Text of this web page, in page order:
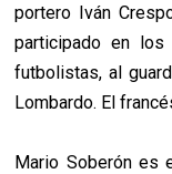
portero Iván
participado en
futbolistas, al
Lombardo. El
Mario Soberón es